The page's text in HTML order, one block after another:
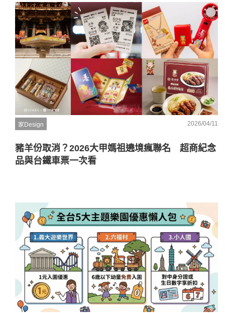
家Design 2026/04/11
豬羊份取消？2026大甲媽祖遶境瘋聯名 超商紀念
品與台鐵車票一次看